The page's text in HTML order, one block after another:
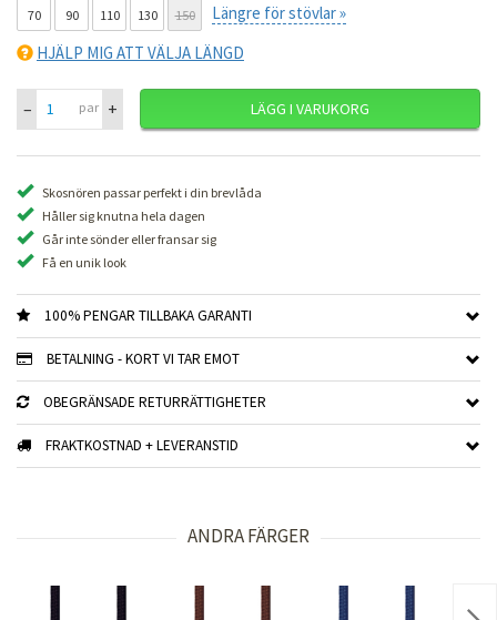
70 90 110 130 150
Längre för stövlar »
HJÄLP MIG ATT VÄLJA LÄNGD
– par + LÄGG I VARUKORG
Skosnören passar perfekt i din brevlåda
Håller sig knutna hela dagen
Går inte sönder eller fransar sig
Få en unik look
100% PENGAR TILLBAKA GARANTI
BETALNING - KORT VI TAR EMOT
OBEGRÄNSADE RETURRÄTTIGHETER
FRAKTKOSTNAD + LEVERANSTID
ANDRA FÄRGER